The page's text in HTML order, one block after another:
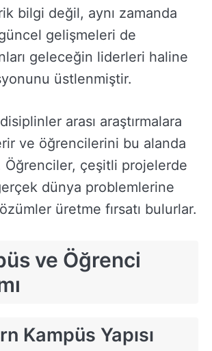
bilgi değil, aynı zamanda
gelişmeleri de
geleceğin liderleri haline
üstlenmiştir.
arası araştırmalara
ve öğrencilerini bu alanda
Öğrenciler, çeşitli projelerde
dünya problemlerine
üretme fırsatı bulurlar.
ve Öğrenci
Kampüs Yapısı